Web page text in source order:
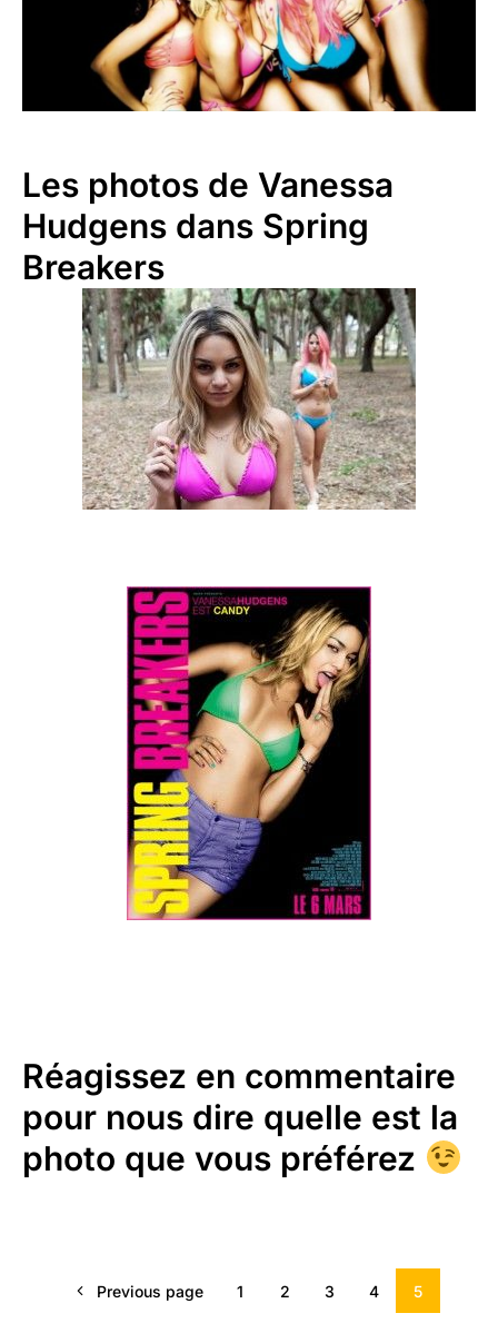
Les photos de Vanessa
Hudgens dans Spring
Breakers
Réagissez en commentaire
pour nous dire quelle est la
photo que vous préférez
Previous page 1 2 3 4 5